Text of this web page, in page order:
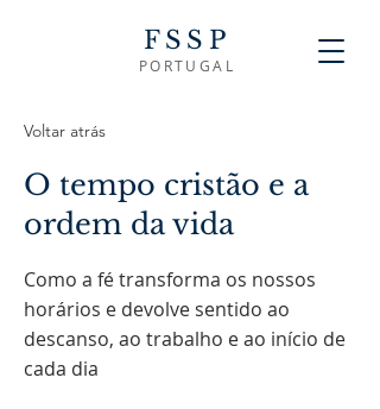
FSSP
PORTUGAL
Voltar atrás
O tempo cristão e a
ordem da vida
Como a fé transforma os nossos
horários e devolve sentido ao
descanso, ao trabalho e ao início de
cada dia